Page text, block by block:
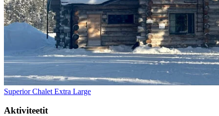
Superior Chalet Extra Large
Aktiviteetit